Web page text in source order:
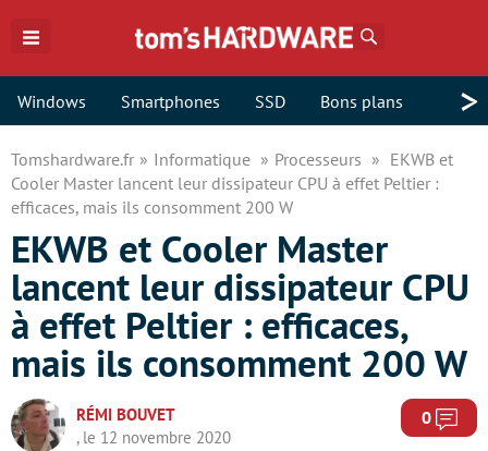
Windows Smartphones SSD Bons plans >
Tomshardware.fr Informatique Processeurs
EKWB et
Cooler Master lancent leur dissipateur CPU à effet Peltier :
efficaces, mais ils consomment 200 W
EKWB et Cooler Master
lancent leur dissipateur CPU
à effet Peltier : efficaces,
mais ils consomment 200 W
RÉMI BOUVET
, le 12 novembre 2020
0